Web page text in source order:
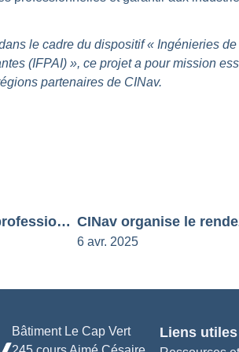
le cadre du dispositif « Ingénieries
(IFPAI) », ce projet a pour mission
partenaires de CINav.
À La Réunion, le plus grand lycée professionnel de France se tourne vers les métiers maritimes : interview de la proviseure
6 avr. 2025
Bâtiment Le Cap Vert
Liens utiles